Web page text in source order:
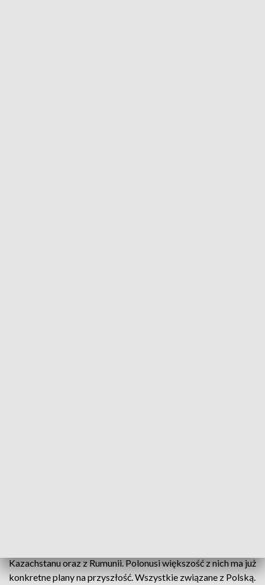
Kazachstanu oraz z Rumunii. Polonusi większość z nich ma już
konkretne plany na przyszłość. Wszystkie związane z Polską.